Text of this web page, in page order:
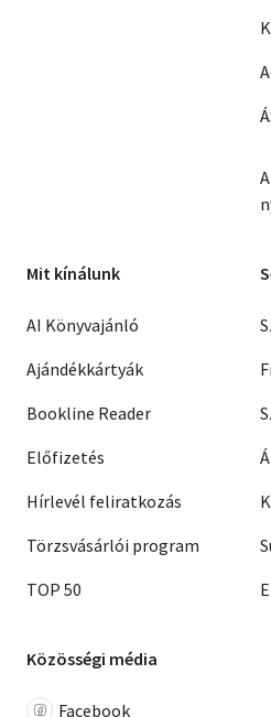
Mit kínálunk
AI Könyvajánló
Ajándékkártyák
Bookline Reader
Előfizetés
Hírlevél feliratkozás
Törzsvásárlói program
TOP 50
Közösségi média
Facebook